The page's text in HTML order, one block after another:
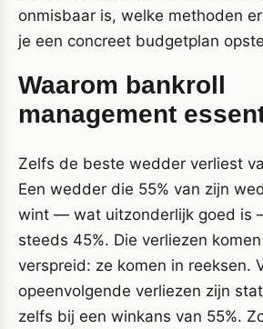
onmisbaar is, welke methoden
je een concreet budgetplan
Waarom bankroll
management
Zelfs de beste wedder verliest
Een wedder die 55% van zijn
wint — wat uitzonderlijk goed is
steeds 45%. Die verliezen
verspreid: ze komen in reeksen.
opeenvolgende verliezen zijn
zelfs bij een winkans van 55%.